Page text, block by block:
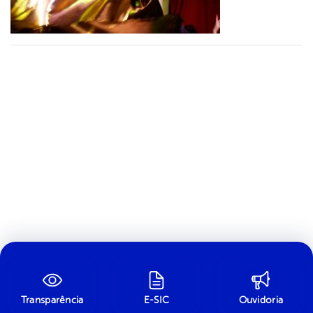
Transparência E-SIC Ouvidoria